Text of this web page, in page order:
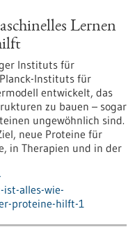
Lernen
Instituts für
Instituts für
entwickelt, das
zu bauen – sogar
ungewöhnlich sind.
neue Proteine für
in Therapien und in der
alles-wie-
proteine-hilft-1